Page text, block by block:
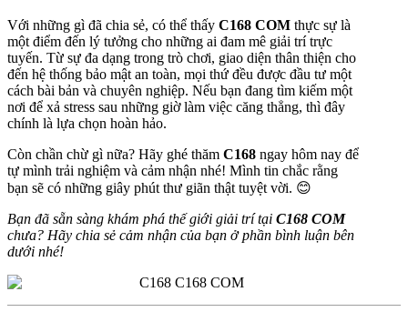
Với những gì đã chia sẻ, có thể thấy C168 COM thực sự là
một điểm đến lý tưởng cho những ai đam mê giải trí trực
tuyến. Từ sự đa dạng trong trò chơi, giao diện thân thiện cho
đến hệ thống bảo mật an toàn, mọi thứ đều được đầu tư một
cách bài bản và chuyên nghiệp. Nếu bạn đang tìm kiếm một
nơi để xả stress sau những giờ làm việc căng thẳng, thì đây
chính là lựa chọn hoàn hảo.
Còn chần chừ gì nữa? Hãy ghé thăm C168 ngay hôm nay để
tự mình trải nghiệm và cảm nhận nhé! Mình tin chắc rằng
bạn sẽ có những giây phút thư giãn thật tuyệt vời. 😊
Bạn đã sẵn sàng khám phá thế giới giải trí tại C168 COM
chưa? Hãy chia sẻ cảm nhận của bạn ở phần bình luận bên
dưới nhé!